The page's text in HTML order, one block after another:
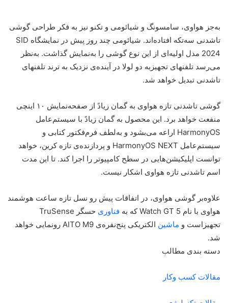
به‌جز هواوی، سامسونگ و شیائومی و تکنو نیز به فکر طراحی گوشی
تاشدنی سه‌تکه افتاده‌اند. شیائومی چند روز پیش در نمایشگاه SID
2024 مدل اولیه‌ای از این نوع گوشی را به‌نمایش گذاشت. به‌نظر
می‌رسد تلفنهای تجهیزبه دو لولا در آینده‌ی نزدیک به ترند تلفنهای
تاشدنی تبدیل خواهد شد.
گوشی تاشدنی تازه هواوی به گمان زیادً از صفحه‌نمایش ۱۰ اینچی
منفعت خواهد برد. این محصول به گمان زیادً با سیستم‌عامل
HarmonyOS اراعه می‌بشود و به‌لطف فرم‌فکتور کتابی و
سیستم‌عامل HarmonyOS NEXT و پردازنده‌ی تازه کرین، خواهد
توانست اپلیکیشن‌هایی در سطح کامپیوتر را اجرا کند. تا این مدت
اسم تاشدنی تازه هواوی اشکار نیست.
علاوه‌بر گوشی هواوی، در اتفاقات پیش‌ رو نسل تازه ساعت‌ هوشمند
هواوی با نام Watch GT 5 که به
فناوری
حسگر TruSense
تجهیزاست و ماشین
الکتریکی پنج‌نفره‌ی AITO M9 رونمایی خواهد
شد.
دسته بندی مطالب
مقالات کسب وکار